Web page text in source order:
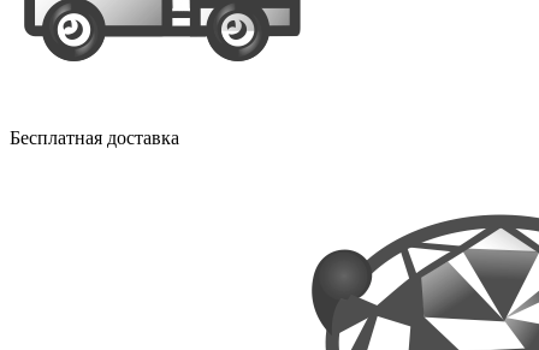
Бесплатная доставка